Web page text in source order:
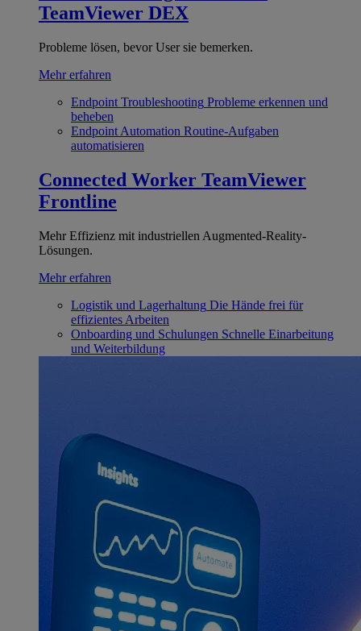
TeamViewer DEX
Probleme lösen, bevor User sie bemerken.
Mehr erfahren
Endpoint Troubleshooting Probleme erkennen und
beheben
Endpoint Automation Routine-Aufgaben
automatisieren
Connected Worker TeamViewer
Frontline
Mehr Effizienz mit industriellen Augmented-Reality-
Lösungen.
Mehr erfahren
Logistik und Lagerhaltung Die Hände frei für
effizientes Arbeiten
Onboarding und Schulungen Schnelle Einarbeitung
und Weiterbildung